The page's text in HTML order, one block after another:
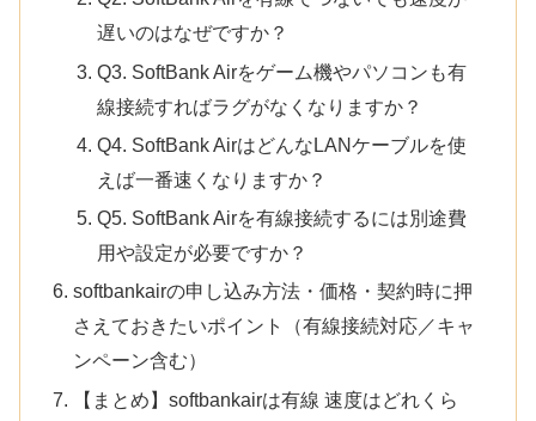
遅いのはなぜですか？
Q3. SoftBank Airをゲーム機やパソコンも有
線接続すればラグがなくなりますか？
Q4. SoftBank AirはどんなLANケーブルを使
えば一番速くなりますか？
Q5. SoftBank Airを有線接続するには別途費
用や設定が必要ですか？
softbankairの申し込み方法・価格・契約時に押
さえておきたいポイント（有線接続対応／キャ
ンペーン含む）
【まとめ】softbankairは有線 速度はどれくら